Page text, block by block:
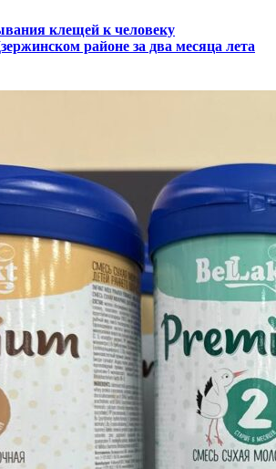
клещей к человеку
районе за два месяца лета